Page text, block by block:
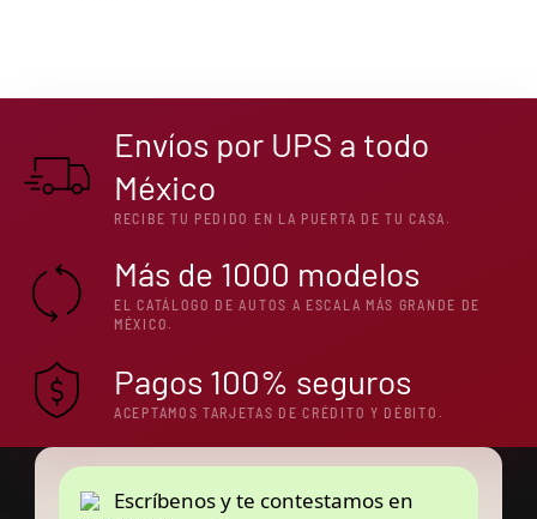
Envíos por UPS a todo
México
RECIBE TU PEDIDO EN LA PUERTA DE TU CASA.
Más de 1000 modelos
EL CATÁLOGO DE AUTOS A ESCALA MÁS GRANDE DE
MÉXICO.
Pagos 100% seguros
ACEPTAMOS TARJETAS DE CRÉDITO Y DÉBITO.
Escríbenos y te contestamos en